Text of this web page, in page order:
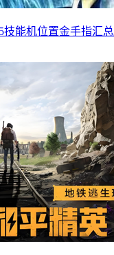
技能机位置金手指汇总